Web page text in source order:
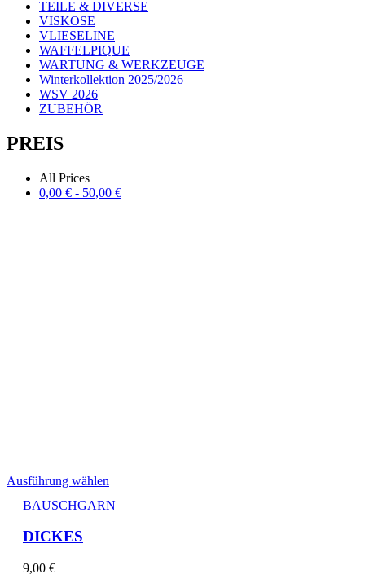
TEILE & DIVERSE
VISKOSE
VLIESELINE
WAFFELPIQUE
WARTUNG & WERKZEUGE
Winterkollektion 2025/2026
WSV 2026
ZUBEHÖR
PREIS
All Prices
0,00 € - 50,00 €
Ausführung wählen
BAUSCHGARN
DICKES
9,00 €